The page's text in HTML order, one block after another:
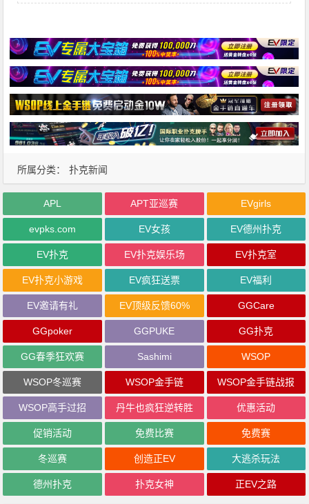
所属分类： 扑克新闻
APL APT亚巡赛 EVgirls
evpks.com EV女孩 EV德州扑克
EV扑克 EV扑克娱乐场 EV扑克室
EV扑克小游戏 EV疯狂送票 EV福利
EV邀请有礼 EV顶级反馈60% GGCare
GGpoker GGPUKE GG扑克
GG春季狂欢赛 Sashimi WSOP
WSOP冬巡赛 WSOP金手链 WSOP金手链战报
WSOP高手过招 丹牛也疯狂逆转胜 优惠活动
促销活动 免费比赛 免费赛
冬巡赛 创造正EV 大逃杀玩法
德州扑克 扑克女神 正EV之路